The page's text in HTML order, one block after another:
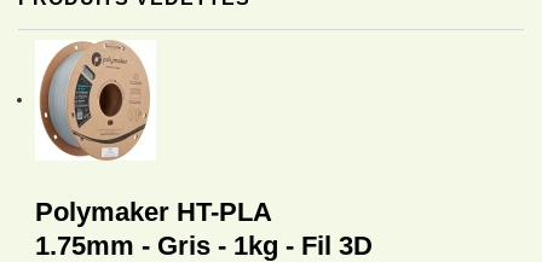
Polymaker HT-PLA
1.75mm - Gris - 1kg - Fil 3D